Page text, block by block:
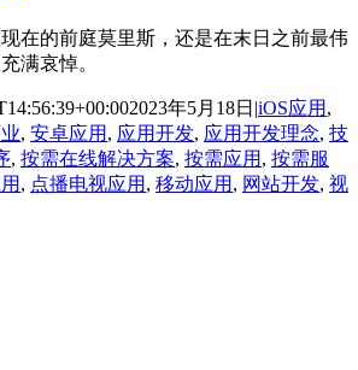
在的前庭莫里斯，还是在末日之前最伟
满哀悼。
2023年5月18日 |iOS应用 ,
, 安卓应用 , 应用开发, 应用开发理念, 技
, 按需在线解决方案, 按需应用 , 按需服
, 点播电视应用 , 移动应用 , 网站开发, 视